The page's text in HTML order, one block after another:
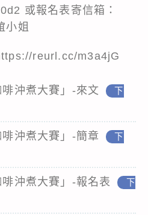
或報名表寄信箱：
小姐
reurl.cc/m3a4jG
啡沖煮大賽」-來文
下
啡沖煮大賽」-簡章
下
沖煮大賽」-報名表
下